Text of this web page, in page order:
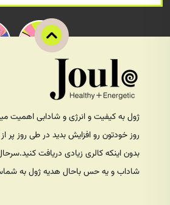
ژول به کیفیت و انرژی و شادابی اهمیت
روز خودتون رو افزایش بدید در طی روز پر
بدون اینکه کالری زیادی دریافت
شاداب و یه حس باحال هدیه ژول به